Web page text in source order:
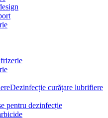
Dezinfecție curățare lubrifiere